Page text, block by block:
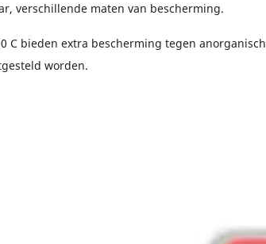
verschillende maten van bescherming.
C bieden extra bescherming tegen
worden.